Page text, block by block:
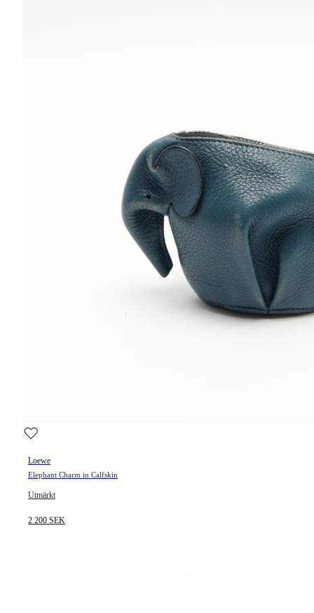
Loewe
Elephant Charm in Calfskin
Utmärkt
2 200 SEK